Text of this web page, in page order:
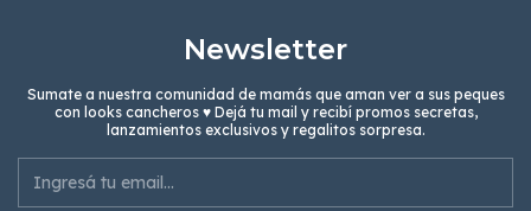
Newsletter
Sumate a nuestra comunidad de mamás que aman ver a sus peques
con looks cancheros ♥ Dejá tu mail y recibí promos secretas,
lanzamientos exclusivos y regalitos sorpresa.